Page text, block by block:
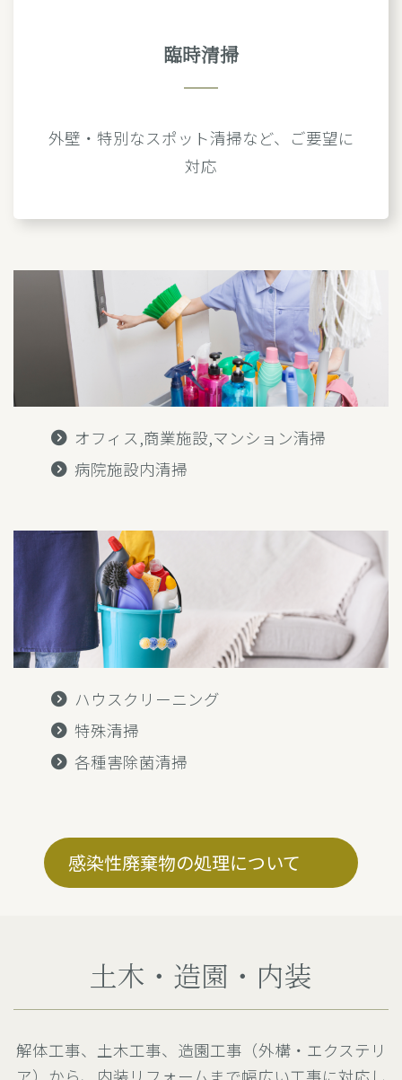
臨時清掃
外壁・特別なスポット清掃など、ご要望に
対応
オフィス,商業施設,マンション清掃
病院施設内清掃
ハウスクリーニング
特殊清掃
各種害除菌清掃
感染性廃棄物の処理について
土木・造園・内装
解体工事、土木工事、造園工事（外構・エクステリ